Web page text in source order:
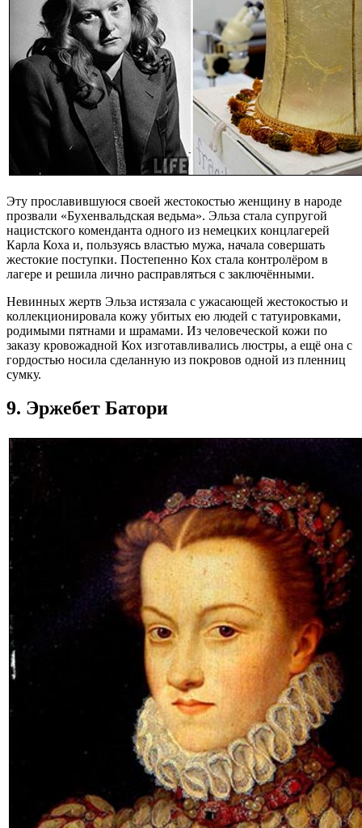
Эту прославившуюся своей жестокостью женщину в народе
прозвали «Бухенвальдская ведьма». Эльза стала супругой
нацистского коменданта одного из немецких концлагерей
Карла Коха и, пользуясь властью мужа, начала совершать
жестокие поступки. Постепенно Кох стала контролёром в
лагере и решила лично расправляться с заключёнными.
Невинных жертв Эльза истязала с ужасающей жестокостью и
коллекционировала кожу убитых ею людей с татуировками,
родимыми пятнами и шрамами. Из человеческой кожи по
заказу кровожадной Кох изготавливались люстры, а ещё она с
гордостью носила сделанную из покровов одной из пленниц
сумку.
9. Эржебет Батори